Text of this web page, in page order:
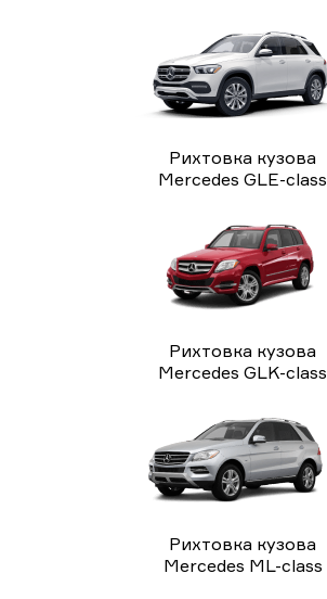
Рихтовка кузова
Mercedes GLE-class
Рихтовка кузова
Mercedes GLK-class
Рихтовка кузова
Mercedes ML-class